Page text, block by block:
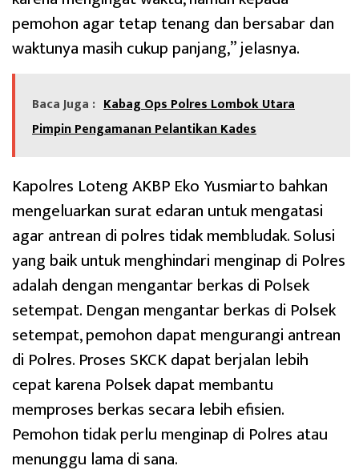
pemohon agar tetap tenang dan bersabar dan
waktunya masih cukup panjang,” jelasnya.
Baca Juga : Kabag Ops Polres Lombok Utara
Pimpin Pengamanan Pelantikan Kades
Kapolres Loteng AKBP Eko Yusmiarto bahkan
mengeluarkan surat edaran untuk mengatasi
agar antrean di polres tidak membludak. Solusi
yang baik untuk menghindari menginap di Polres
adalah dengan mengantar berkas di Polsek
setempat. Dengan mengantar berkas di Polsek
setempat, pemohon dapat mengurangi antrean
di Polres. Proses SKCK dapat berjalan lebih
cepat karena Polsek dapat membantu
memproses berkas secara lebih efisien.
Pemohon tidak perlu menginap di Polres atau
menunggu lama di sana.